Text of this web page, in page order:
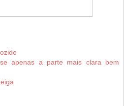
apenas a parte mais clara bem